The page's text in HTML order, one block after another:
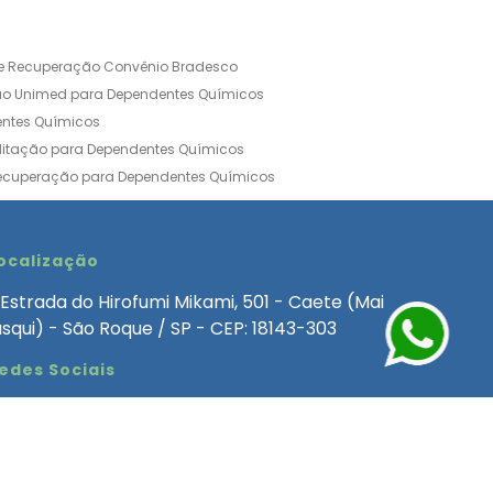
Recuperação Convênio Bradesco
Unimed para Dependentes Químicos
Químicos
para Dependentes Químicos
para Dependentes Químicos
Convênio Médico SulAmérica
de Recuperação Alcoolismo
Clínica de Recuperação para Alcoólatra
Químicos
Clinica Dependencia Quimica
para Dependentes Quimicos
Químicos Particular
Estrada do Hirofumi Mikami, 501 - Caete (Mai
- São Roque / SP - CEP: 18143-303
Sociais